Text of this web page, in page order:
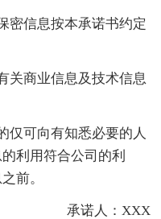
信息按本承诺书约定
商业信息及技术信息
可向有知悉必要的人
利用符合公司的利
前。
承诺人：XXX